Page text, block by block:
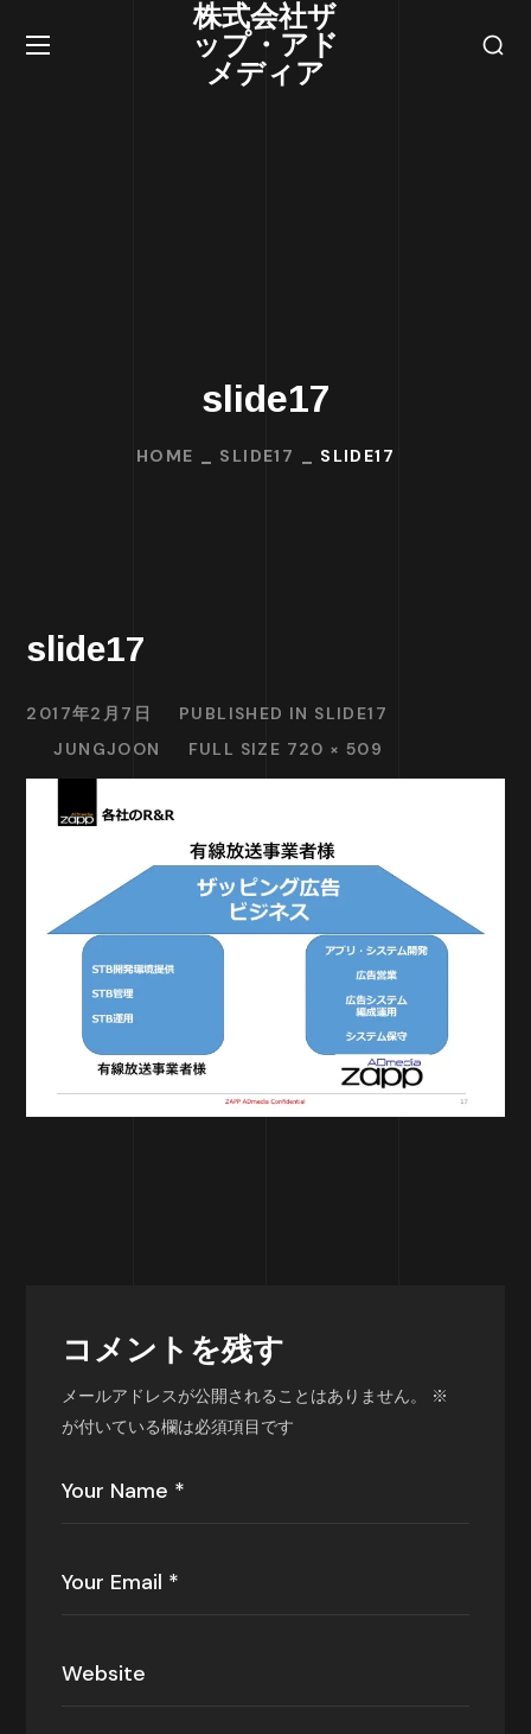
株式会社ザ
ップ・アド
メディア
slide17
HOME SLIDE17 SLIDE17
slide17
2017年2月7日 PUBLISHED IN SLIDE17
JUNGJOON
FULL SIZE 720 × 509
コメントを残す
メールアドレスが公開されることはありません。
※
が付いている欄は必須項目です